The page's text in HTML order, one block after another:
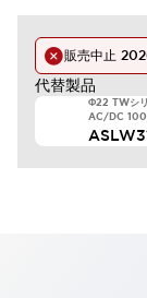
販売中止
代替製品
Φ22 TWシ
AC/DC